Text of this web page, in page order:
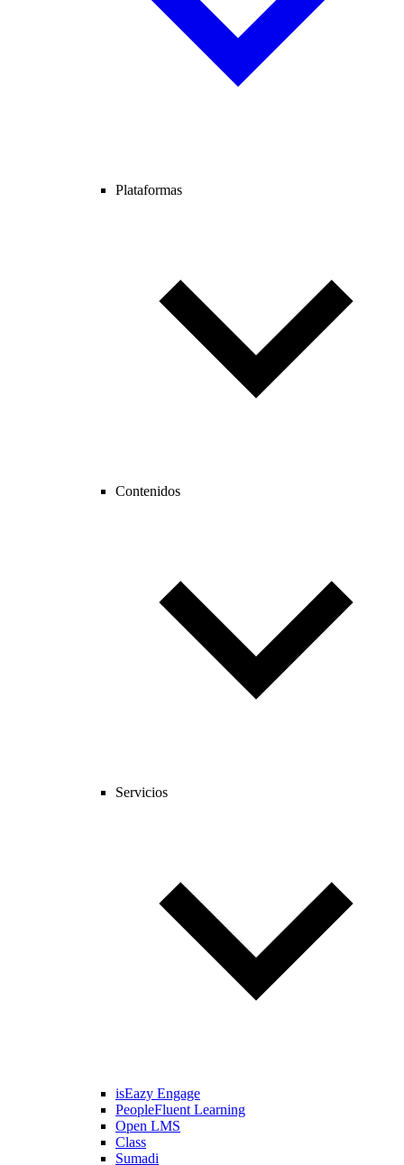
Plataformas
Contenidos
Servicios
isEazy Engage
PeopleFluent Learning
Open LMS
Class
Sumadi